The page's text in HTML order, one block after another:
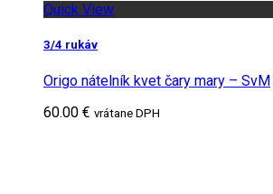
Quick View
3/4 rukáv
Origo nátelník kvet čary mary – SvM
60.00 € vrátane DPH